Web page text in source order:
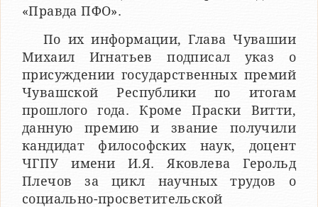
«Правда ПФО».
По их информации, Глава Чувашии
Михаил Игнатьев подписал указ о
присуждении государственных премий
Чувашской Республики по итогам
прошлого года. Кроме Праски Витти,
данную премию и звание получили
кандидат философских наук, доцент
ЧГПУ имени И.Я. Яковлева Герольд
Плечов за цикл научных трудов о
социально-просветительской